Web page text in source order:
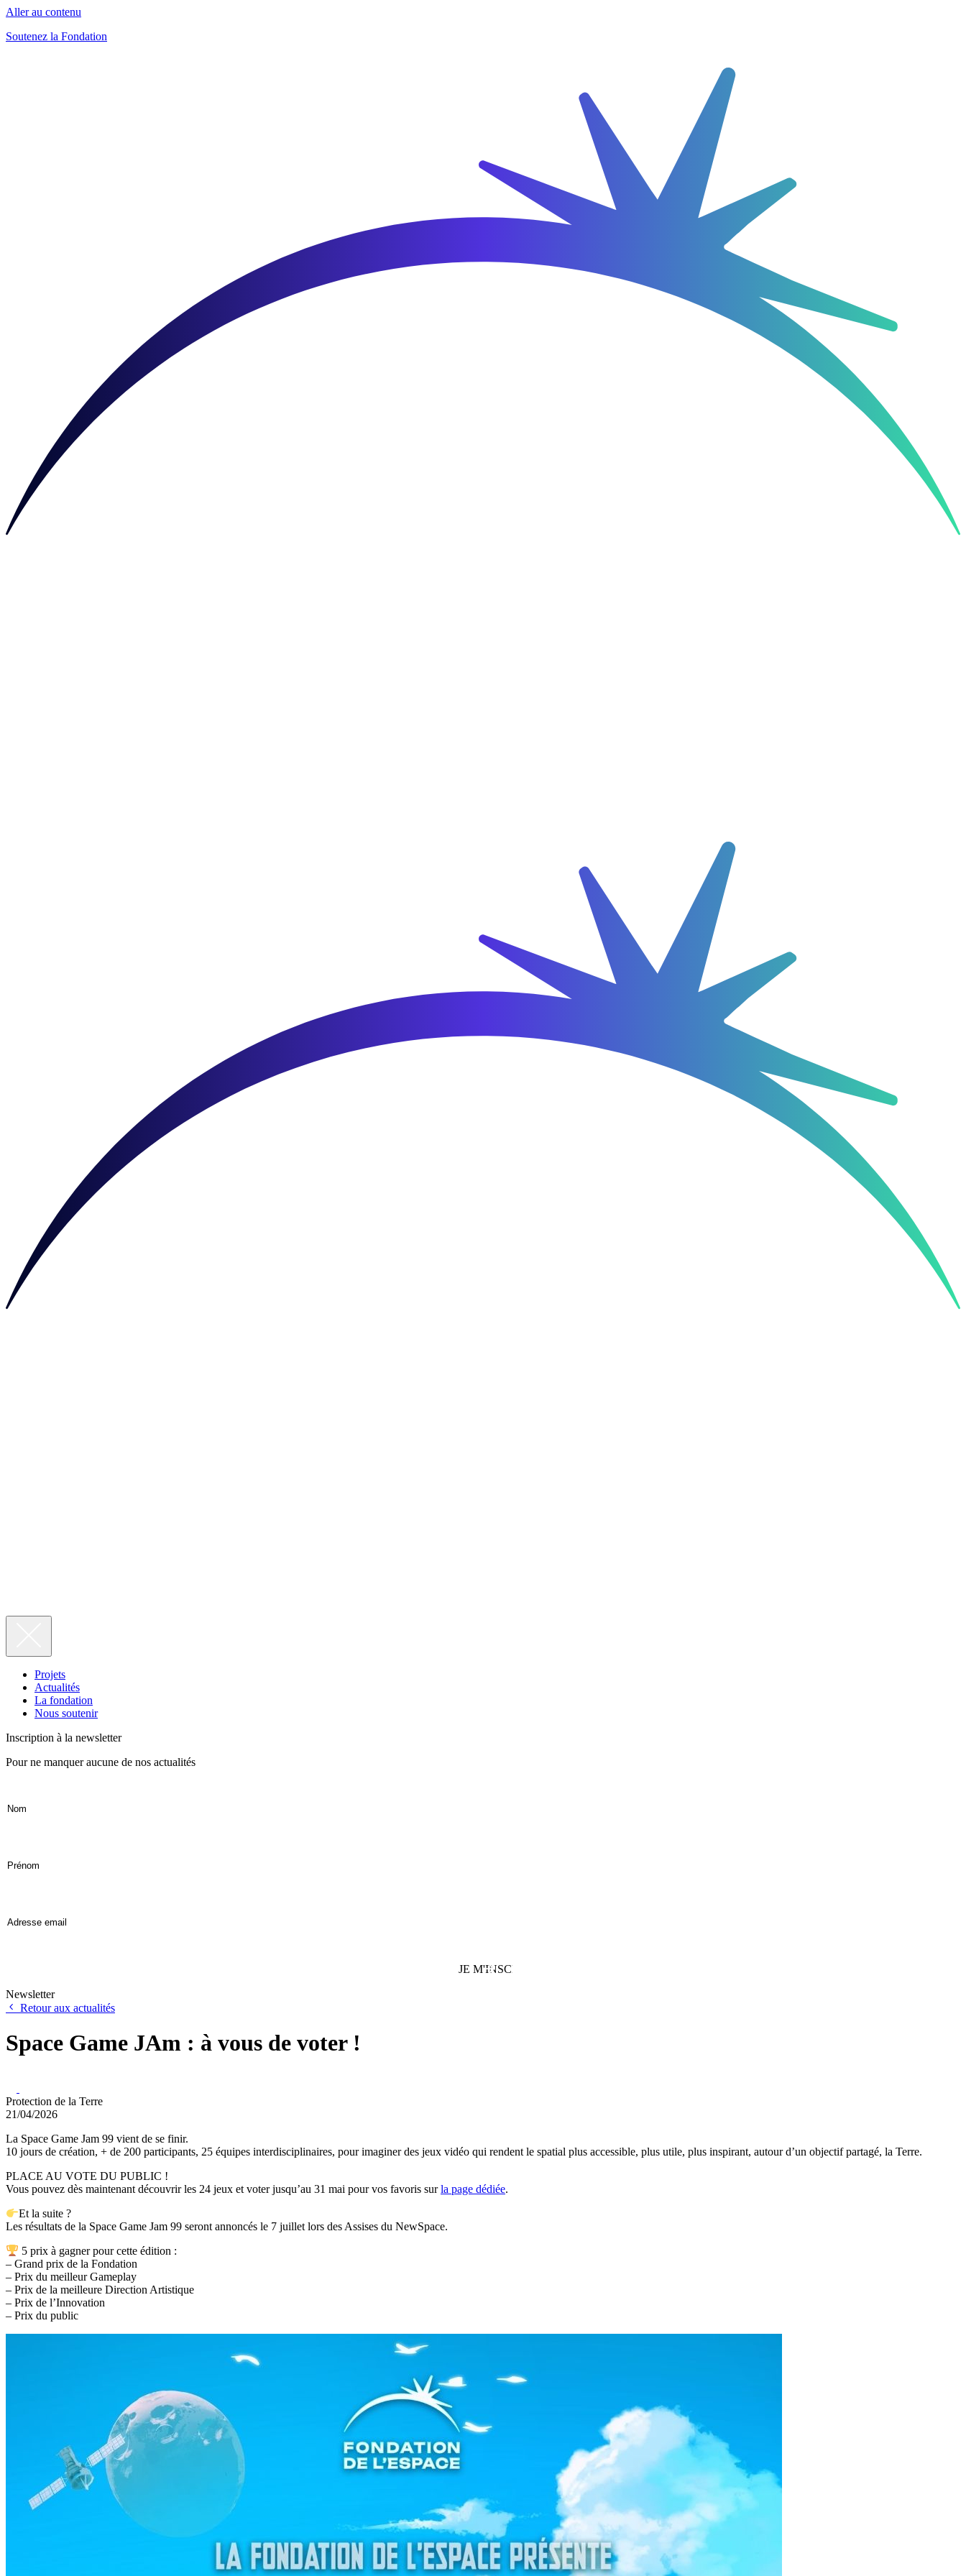
Aller au contenu
Soutenez la Fondation
Projets
Actualités
La fondation
Nous soutenir
Inscription à la newsletter
Pour ne manquer aucune de nos actualités
Newsletter
Retour aux actualités
Space Game JAm : à vous de voter !
Protection de la Terre
21/04/2026
La Space Game Jam 99 vient de se finir.
10 jours de création, + de 200 participants, 25 équipes interdisciplinaires, pour imaginer des jeux vidéo qui rendent le spatial plus accessible, plus utile, plus inspirant, autour d’un objectif partagé, la Terre.
PLACE AU VOTE DU PUBLIC !
Vous pouvez dès maintenant découvrir les 24 jeux et voter jusqu’au 31 mai pour vos favoris surla page dédiée.
Et la suite ?
Les résultats de la Space Game Jam 99 seront annoncés le 7 juillet lors des Assises du NewSpace.
5 prix à gagner pour cette édition :
– Grand prix de la Fondation
– Prix du meilleur Gameplay
– Prix de la meilleure Direction Artistique
– Prix de l’Innovation
– Prix du public